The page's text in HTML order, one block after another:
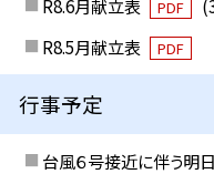
R8.6月献立表
PDF
R8.5月献立表
PDF
行事予定
台風６号接近に伴う明